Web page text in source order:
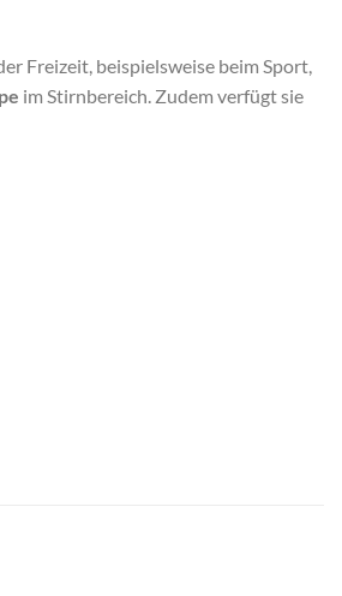
Freizeit, beispielsweise beim Sport,
im Stirnbereich. Zudem verfügt sie